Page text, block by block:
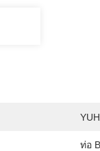
ท่อ